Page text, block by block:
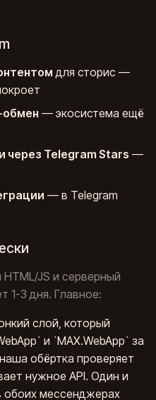
для сторис —
обмен — экосистема ещё
через Telegram Stars —
— в Telegram
JS и серверный
1-3 дня. Главное:
слой, который
и `MAX.WebApp` за
обёртка проверяет
нужное API. Один и
обоих мессенджерах